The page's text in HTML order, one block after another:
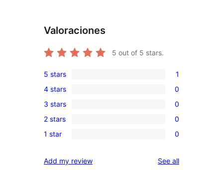
Valoraciones
5 out of 5 stars.
1
5-
star
review
5 stars 1
0
4-
star
reviews
4 stars 0
0
3-
star
3 stars 0
0
2-
reviews
2 stars 0
0
star
1 star 0
Add my review See allreviews